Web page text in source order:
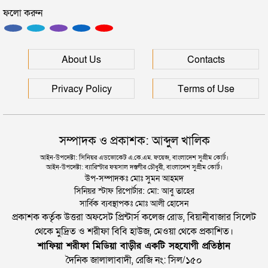
প্রধানমন্ত্রী
সিলেটে আরও দুইজনের মৃত্যু, হাসপাতালে ৩ শতাধিক
ফলো করুন
About Us Contacts
Privacy Policy Terms of Use
সম্পাদক ও প্রকাশক: আব্দুল খালিক
আইন-উপদেষ্টা: সিনিয়র এডভোকেট এ.কে.এম. ফয়েজ, বাংলাদেশ সুপ্রীম কোর্ট।
আইন-উপদেষ্টা: ব্যারিস্টার ফয়সাল দস্তগীর চৌধুরী, বাংলাদেশ সুপ্রীম কোর্ট।
উপ-সম্পাদকঃ মোঃ সুমন আহমদ
সিনিয়র স্টাফ রিপোর্টার: মো: আবু তাহের
সার্বিক ব্যবস্থাপকঃ মোঃ আলী হোসেন
প্রকাশক কর্তৃক উত্তরা অফসেট প্রিন্টার্স কলেজ রোড, বিয়ানীবাজার সিলেট
থেকে মুদ্রিত ও শরীফা বিবি হাউজ, মেওয়া থেকে প্রকাশিত।
শাফিয়া শরীফা মিডিয়া বাড়ীর একটি সহযোগী প্রতিষ্ঠান
দৈনিক জালালাবাদী, রেজি নং: সিল/১৫০